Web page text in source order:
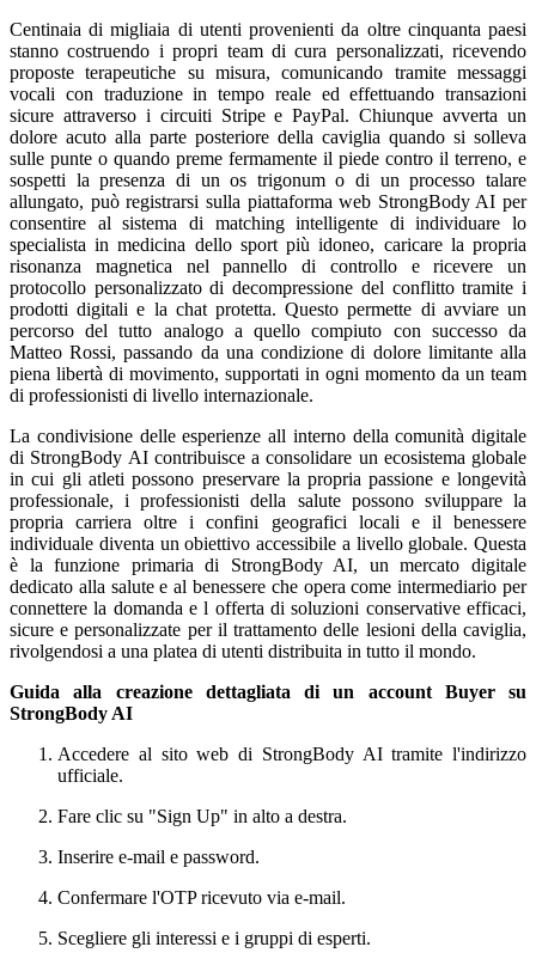
Centinaia di migliaia di utenti provenienti da oltre cinquanta paesi
stanno costruendo i propri team di cura personalizzati, ricevendo
proposte terapeutiche su misura, comunicando tramite messaggi
vocali con traduzione in tempo reale ed effettuando transazioni
sicure attraverso i circuiti Stripe e PayPal. Chiunque avverta un
dolore acuto alla parte posteriore della caviglia quando si solleva
sulle punte o quando preme fermamente il piede contro il terreno, e
sospetti la presenza di un os trigonum o di un processo talare
allungato, può registrarsi sulla piattaforma web StrongBody AI per
consentire al sistema di matching intelligente di individuare lo
specialista in medicina dello sport più idoneo, caricare la propria
risonanza magnetica nel pannello di controllo e ricevere un
protocollo personalizzato di decompressione del conflitto tramite i
prodotti digitali e la chat protetta. Questo permette di avviare un
percorso del tutto analogo a quello compiuto con successo da
Matteo Rossi, passando da una condizione di dolore limitante alla
piena libertà di movimento, supportati in ogni momento da un team
di professionisti di livello internazionale.
La condivisione delle esperienze all interno della comunità digitale
di StrongBody AI contribuisce a consolidare un ecosistema globale
in cui gli atleti possono preservare la propria passione e longevità
professionale, i professionisti della salute possono sviluppare la
propria carriera oltre i confini geografici locali e il benessere
individuale diventa un obiettivo accessibile a livello globale. Questa
è la funzione primaria di StrongBody AI, un mercato digitale
dedicato alla salute e al benessere che opera come intermediario per
connettere la domanda e l offerta di soluzioni conservative efficaci,
sicure e personalizzate per il trattamento delle lesioni della caviglia,
rivolgendosi a una platea di utenti distribuita in tutto il mondo.
Guida alla creazione dettagliata di un account Buyer su
StrongBody AI
Accedere al sito web di StrongBody AI tramite l'indirizzo
ufficiale.
Fare clic su "Sign Up" in alto a destra.
Inserire e-mail e password.
Confermare l'OTP ricevuto via e-mail.
Scegliere gli interessi e i gruppi di esperti.